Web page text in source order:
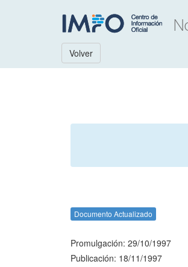
Volver
Documento Actualizado
Promulgación: 29/10/1997
Publicación: 18/11/1997